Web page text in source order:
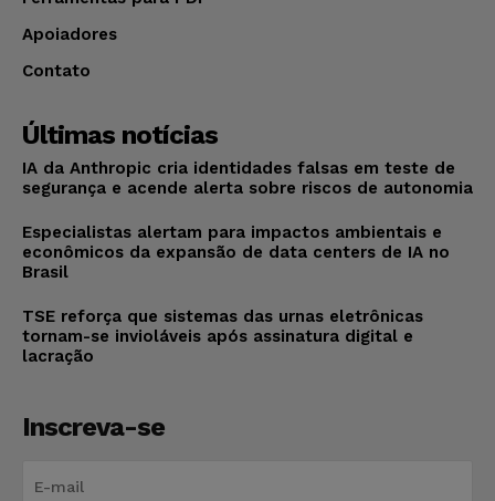
Apoiadores
Contato
Últimas notícias
IA da Anthropic cria identidades falsas em teste de
segurança e acende alerta sobre riscos de autonomia
Especialistas alertam para impactos ambientais e
econômicos da expansão de data centers de IA no
Brasil
TSE reforça que sistemas das urnas eletrônicas
tornam-se invioláveis após assinatura digital e
lacração
Inscreva-se